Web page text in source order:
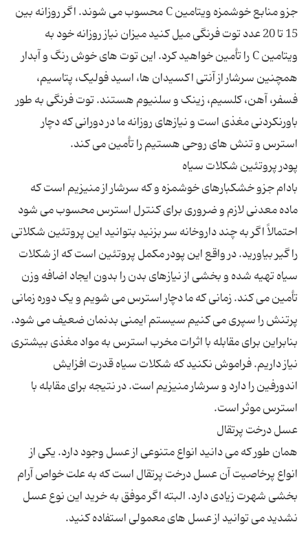
جزو منابع خوشمزه ویتامین C محسوب می شوند. اگر روزانه بین
15 تا 20 عدد توت فرنگی میل کنید میزان نیاز روزانه خود به
ویتامین C را تأمین خواهید کرد. این توت های خوش رنگ و آبدار
همچنین سرشار از آنتی اکسیدان ها، اسید فولیک، پتاسیم،
فسفر، آهن، کلسیم، زینک و سلنیوم هستند. توت فرنگی به طور
باورنکردنی مغذی است و نیازهای روزانه ما در دورانی که دچار
بادام جزو خشکبارهای خوشمزه و که سرشار از منیزیم است که
احتمالاً اگر به چند داروخانه سر بزنید بتوانید این پروتئین شکلاتی
را گیر بیاورید. در واقع این پودر مکمل پروتئین است که از شکلات
سیاه تهیه شده و بخشی از نیازهای بدن را بدون ایجاد اضافه وزن
تأمین می کند. زمانی که ما دچار استرس می شویم و یک دوره زمانی
پرتنش را سپری می کنیم سیستم ایمنی بدنمان ضعیف می شود.
بنابراین برای مقابله با اثرات مخرب استرس به مواد مغذی بیشتری
نیاز داریم. فراموش نکنید که شکلات سیاه قدرت افزایش
اندورفین را دارد و سرشار منیزیم است. در نتیجه برای مقابله با
همان طور که می دانید انواع متنوعی از عسل وجود دارد. یکی از
انواع پرخاصیت آن عسل درخت پرتقال است که به علت خواص آرام
بخشی شهرت زیادی دارد. البته اگر موفق به خرید این نوع عسل